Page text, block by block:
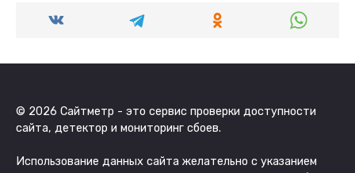
© 2026 Сайтметр - это сервис проверки доступности
сайта, детектор и мониторинг сбоев.
Использование данных сайта желательно с указанием